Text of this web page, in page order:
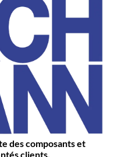
des composants et
clients.